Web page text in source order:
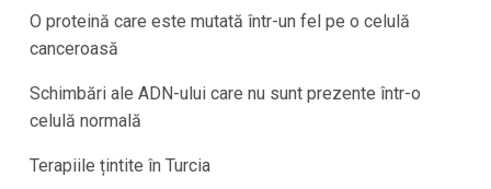
O proteină care este mutată într-un fel pe o celulă
canceroasă
Schimbări ale ADN-ului care nu sunt prezente într-o
celulă normală
Terapiile țintite în Turcia